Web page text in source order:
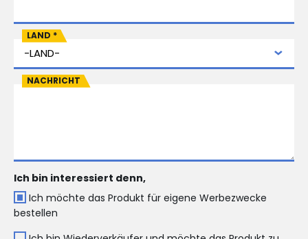
LAND *
NACHRICHT
Ich bin interessiert denn,
Ich möchte das Produkt für eigene Werbezwecke
bestellen